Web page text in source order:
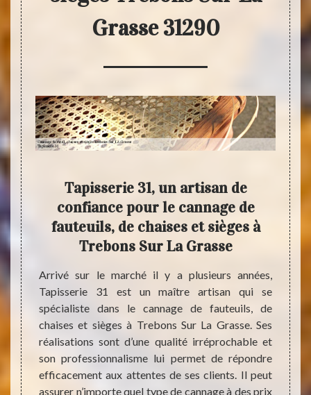
Grasse 31290
de
et
et
de
être
coût
vous
Tapisserie 31, un artisan de
confiance pour le cannage de
fauteuils, de chaises et sièges à
Trebons Sur La Grasse
Arrivé sur le marché il y a plusieurs années,
Tapisserie 31 est un maître artisan qui se
spécialiste dans le cannage de fauteuils, de
chaises et sièges à Trebons Sur La Grasse. Ses
réalisations sont d’une qualité irréprochable et
son professionnalisme lui permet de répondre
efficacement aux attentes de ses clients. Il peut
assurer n’importe quel type de cannage à des prix
de
de
idée.
une
de
des